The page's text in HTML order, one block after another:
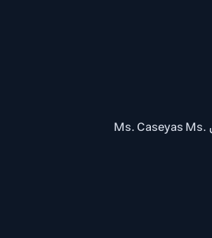
Dichen Lachman، Patricia Arquette، Adam Scott و Christopher Walken از جمله ستارگانی هستند که به ترتیب در عنوان های Ms. Caseyas Ms.